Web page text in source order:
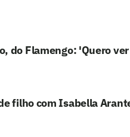
do Flamengo: 'Quero
filho com Isabella